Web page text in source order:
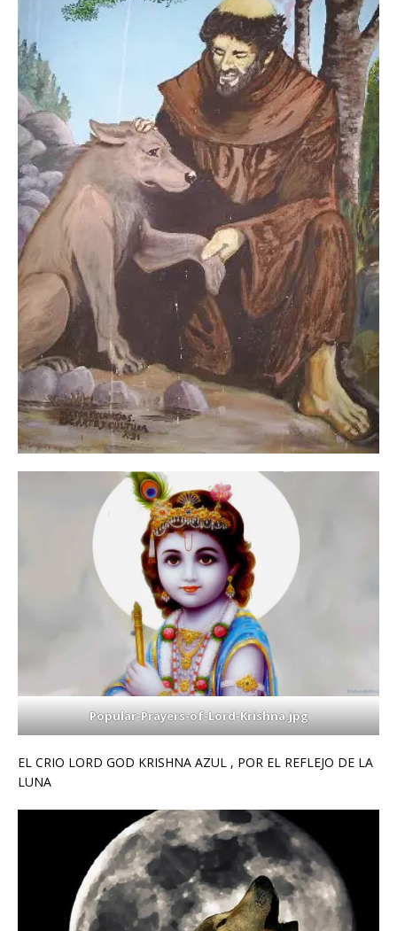
Popular-Prayers-of-Lord-Krishna.jpg
EL CRIO LORD GOD KRISHNA AZUL , POR EL REFLEJO DE LA
LUNA